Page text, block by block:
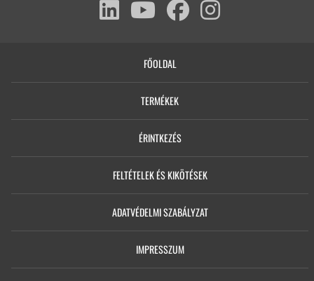
FŐOLDAL
TERMÉKEK
ÉRINTKEZÉS
FELTÉTELEK ÉS KIKÖTÉSEK
ADATVÉDELMI SZABÁLYZAT
IMPRESSZUM